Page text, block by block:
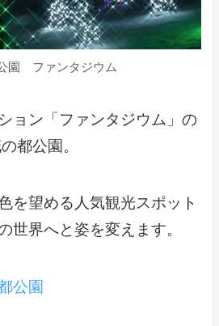
園 ファンタジウム
ョン「ファンタジウム」の
都公園。
を望める人気観光スポット
世界へと姿を変えます。
公園